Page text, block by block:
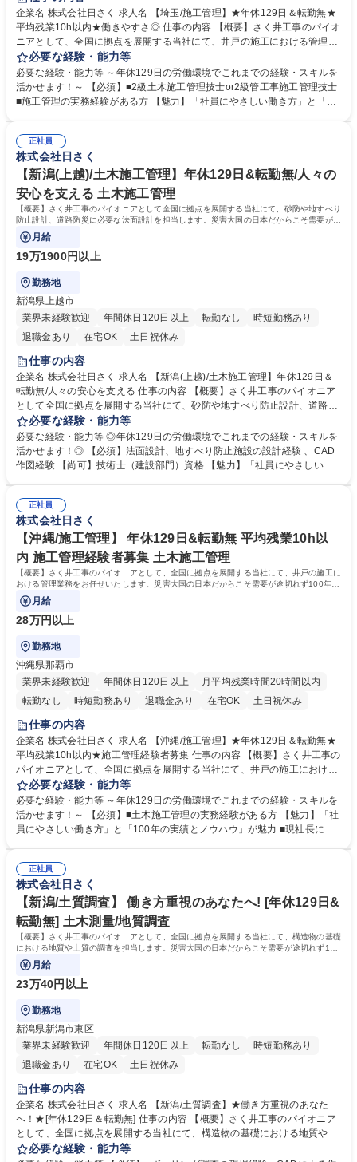
企業名 株式会社日さく 求人名 【埼玉/施工管理】★年休129日＆転勤無★
平均残業10h以内★働きやすさ◎ 仕事の内容 【概要】さく井工事のパイオ
ニアとして、全国に拠点を展開する当社にて、井戸の施工における管理業
務をお任せいたします。災害大国の日本だからこそ需要が途切れず100年
以上の歴史を築いています。 【詳細】施工における工程・品質・安全の管
理・発注者との打合せ等、井戸の掘削工事・井戸に付随する設備工事の施
工管理業務をお任せします。 【案件例】地震観測井戸/上水道用井戸/非常
将来的には、施工管理部門の責任者として業務をお任せします。 募集職種
【埼玉/施工管理】★年休129日＆転勤無★平均残業10h以内★働きやすさ
◎
必要な経験・能力等
必要な経験・能力等 ～年休129日の労働環境でこれまでの経験・スキルを
活かせます！～ 【必須】■2級土木施工管理技士or2級管工事施工管理技士
■施工管理の実務経験がある方 【魅力】「社員にやさしい働き方」と「10
を行っております。現場出身の社長だからこそ、働き方には特に注力して
おります。 ■時代のニーズに対応し実績とノウハウを築きました。海外イ
ンフラ整備や災害対策など、現在は積極的に海外人材の育成も行っており
ます。 学歴・資格 学歴：大学院 大学 高専 短大 専修学校 高校 語学力：
資格：
正社員
株式会社日さく
【新潟(上越)/土木施工管理】年休129日&転勤無/人々の
安心を支える 土木施工管理
【概要】さく井工事のパイオニアとして全国に拠点を展開する当社にて、砂防や地すべり
防止設計、道路防災に必要な法面設計を担当します。災害大国の日本だからこそ需要が途
切れず100年以上の歴史を築いています。
月給
19万1900円以上
勤務地
新潟県上越市
業界未経験歓迎
年間休日120日以上 転勤なし
時短勤務あり
退職金あり
在宅OK 土日祝休み
仕事の内容
企業名 株式会社日さく 求人名 【新潟(上越)/土木施工管理】年休129日＆
転勤無/人々の安心を支える 仕事の内容 【概要】さく井工事のパイオニア
として全国に拠点を展開する当社にて、砂防や地すべり防止設計、道路防
災に必要な法面設計を担当します。災害大国の日本だからこそ需要が途切
れず100年以上の歴史を築いています。 【詳細】地滑り対策工事やのり面
保護工事、アンカー工事を行う際のCADを使用した設計を担当します。
【やりがい】地震や台風などの災害が多いわが国で需要の絶えない、防災
せします。 募集職種 【新潟(上越)/土木施工管理】年休129日＆転勤無/
人々の安心を支える
必要な経験・能力等
必要な経験・能力等 ◎年休129日の労働環境でこれまでの経験・スキルを
活かせます！◎ 【必須】法面設計、地すべり防止施設の設計経験 、CAD
作図経験 【尚可】技術士（建設部門）資格 【魅力】「社員にやさしい働
う人員の増加を行っております。現場出身の社長だからこそ、働き方には
特に注力しております。 ■時代のニーズに対応し実績とノウハウを築きま
した。海外インフラ整備や災害対策など、現在は積極的に海外人材の育成
も行っております。 学歴・資格 学歴：大学院 大学 高専 短大 専修学校 高
校 語学力： 資格：技術士(建設部門、上下水道部門)
正社員
株式会社日さく
【沖縄/施工管理】 年休129日&転勤無 平均残業10h以
内 施工管理経験者募集 土木施工管理
【概要】さく井工事のパイオニアとして、全国に拠点を展開する当社にて、井戸の施工に
おける管理業務をお任せいたします。災害大国の日本だからこそ需要が途切れず100年以
上の歴史を築いています。
月給
28万円以上
勤務地
沖縄県那覇市
業界未経験歓迎
年間休日120日以上
月平均残業時間20時間以内
転勤なし
時短勤務あり 退職金あり 在宅OK 土日祝休み
仕事の内容
企業名 株式会社日さく 求人名 【沖縄/施工管理】★年休129日＆転勤無★
平均残業10h以内★施工管理経験者募集 仕事の内容 【概要】さく井工事の
パイオニアとして、全国に拠点を展開する当社にて、井戸の施工における
管理業務をお任せいたします。災害大国の日本だからこそ需要が途切れず
100年以上の歴史を築いています。 【詳細】施工における工程・品質・安
全の管理・発注者との打合せ等、井戸の掘削工事・井戸に付随する設備工
事の施工管理業務をお任せします。 【案件例】地震観測井戸/上水道用井
す。 ★将来的には、施工管理部門の責任者として業務をお任せします。
募集職種 【沖縄/施工管理】★年休129日＆転勤無★平均残業10h以内★施
工管理経験者募集
必要な経験・能力等
必要な経験・能力等 ～年休129日の労働環境でこれまでの経験・スキルを
活かせます！～ 【必須】■土木施工管理の実務経験がある方 【魅力】「社
員にやさしい働き方」と「100年の実績とノウハウ」が魅力 ■現社長にか
そ、働き方には特に注力しております。 ■時代のニーズに対応し実績とノ
ウハウを築きました。海外インフラ整備や災害対策など、現在は積極的に
海外人材の育成も行っております。 学歴・資格 学歴：大学院 大学 高専 短
大 専修学校 高校 語学力： 資格：
正社員
株式会社日さく
【新潟/土質調査】 働き方重視のあなたへ! [年休129日&
転勤無] 土木測量/地質調査
【概要】さく井工事のパイオニアとして、全国に拠点を展開する当社にて、構造物の基礎
における地質や土質の調査を担当します。災害大国の日本だからこそ需要が途切れず100
年以上の歴史を築いています。
月給
23万40円以上
勤務地
新潟県新潟市東区
業界未経験歓迎
年間休日120日以上 転勤なし
時短勤務あり
退職金あり
在宅OK 土日祝休み
仕事の内容
企業名 株式会社日さく 求人名 【新潟/土質調査】★働き方重視のあなた
へ！★[年休129日＆転勤無] 仕事の内容 【概要】さく井工事のパイオニア
として、全国に拠点を展開する当社にて、構造物の基礎における地質や土
質の調査を担当します。災害大国の日本だからこそ需要が途切れず100年
必要な経験・能力等